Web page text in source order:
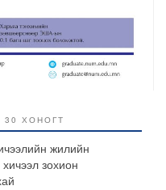
30 ХОНОГТ
жилийн
зохион